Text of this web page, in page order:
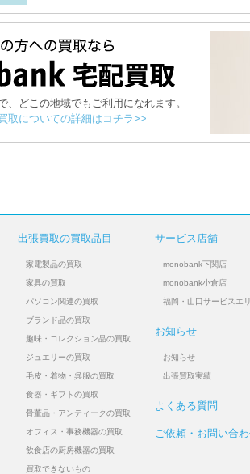
、どこの地域でもご利用になれます。
取についての詳細はコチラ>>
出張買取の買取品目
家電製品の買取
家具の買取
パソコン関連の買取
ブランド品の買取
趣味・コレクション品の買取
ジュエリーの買取
毛皮・着物・呉服の買取
食器・ギフトの買取
骨董品・アンティークの買取
オフィス・事務機器の買取
飲食店の厨房機器の買取
買取できないもの
サービス店舗
monobank下関店
monobank小倉店
福岡・山口サービスエ
お知らせ
お知らせ
出張買取実績
よくある質問
ご依頼・お問い合